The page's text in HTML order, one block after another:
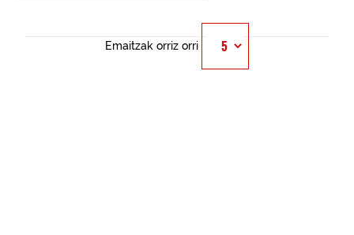
Emaitzak orriz orri